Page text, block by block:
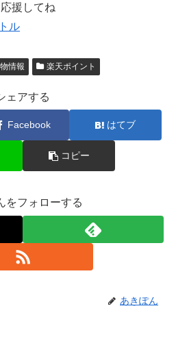
援してね
ル
情報 楽天ポイント
ェアする
Facebook はてブ
コピー
をフォローする
あきぽん